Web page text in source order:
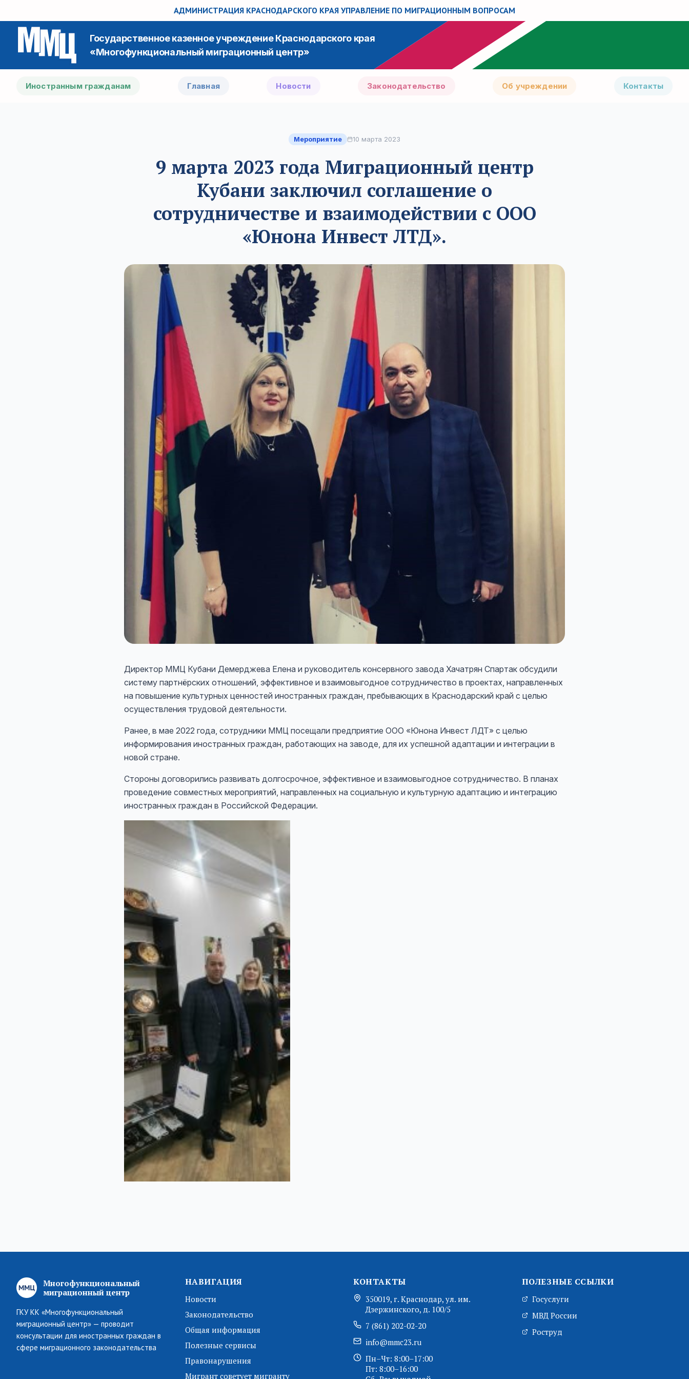
АДМИНИСТРАЦИЯ КРАСНОДАРСКОГО КРАЯ УПРАВЛЕНИЕ ПО МИГРАЦИОННЫМ ВОПРОСАМ
Государственное казенное учреждение Краснодарского края
«Многофункциональный миграционный центр»
Иностранным гражданам Главная Новости Законодательство Об учреждении Контакты
Мероприятие 10 марта 2023
9 марта 2023 года Миграционный центр
Кубани заключил соглашение о
сотрудничестве и взаимодействии с ООО
«Юнона Инвест ЛТД».
Директор ММЦ Кубани Демерджева Елена и руководитель консервного завода Хачатрян Спартак обсудили
систему партнёрских отношений, эффективное и взаимовыгодное сотрудничество в проектах, направленных
на повышение культурных ценностей иностранных граждан, пребывающих в Краснодарский край с целью
осуществления трудовой деятельности.
Ранее, в мае 2022 года, сотрудники ММЦ посещали предприятие ООО «Юнона Инвест ЛДТ» с целью
информирования иностранных граждан, работающих на заводе, для их успешной адаптации и интеграции в
новой стране.
Стороны договорились развивать долгосрочное, эффективное и взаимовыгодное сотрудничество. В планах
проведение совместных мероприятий, направленных на социальную и культурную адаптацию и интеграцию
иностранных граждан в Российской Федерации.
Многофункциональный
миграционный центр
ГКУ КК «Многофункциональный
миграционный центр» — проводит
консультации для иностранных граждан в
сфере миграционного законодательства
НАВИГАЦИЯ
Новости
Законодательство
Общая информация
Полезные сервисы
Правонарушения
Мигрант советует мигранту
КОНТАКТЫ
350019, г. Краснодар, ул. им.
Дзержинского, д. 100/5
7 (861) 202-02-20
info@mmc23.ru
Пн–Чт: 8:00–17:00
Пт: 8:00–16:00
ПОЛЕЗНЫЕ ССЫЛКИ
Госуслуги
МВД России
Роструд